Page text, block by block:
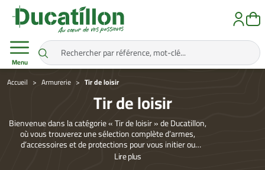
Menu
Accueil Armurerie Tir de loisir
Tir de loisir
Bienvenue dans la catégorie « Tir de loisir » de Ducatillon,
où vous trouverez une sélection complète d’armes,
d’accessoires et de protections pour vous initier ou
pratiquer le tir de précision en loisir. Découvrez des
Lireplus